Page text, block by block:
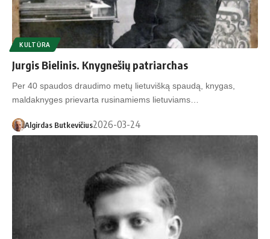
KULTŪRA
Jurgis Bielinis. Knygnešių patriarchas
Per 40 spaudos draudimo metų lietuvišką spaudą, knygas,
maldaknyges prievarta rusinamiems lietuviams…
Algirdas Butkevičius2026-03-24